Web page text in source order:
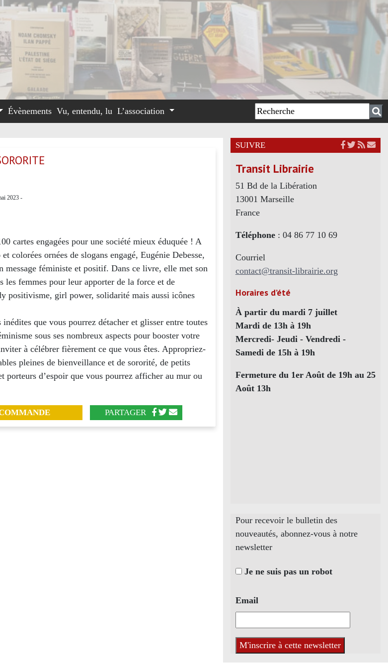
Évènements Vu, entendu, lu L’association
2023 -
cartes engagées pour une société mieux éduquée ! A
colorées ornées de slogans engagé, Eugénie Debesse,
message féministe et positif. Dans ce livre, elle met son
les femmes pour leur apporter de la force et de
positivisme, girl power, solidarité mais aussi icônes
que vous pourrez détacher et glisser entre toutes
sous ses nombreux aspects pour booster votre
à célébrer fièrement ce que vous êtes. Appropriez-
pleines de bienveillance et de sororité, de petits
porteurs d’espoir que vous pourrez afficher au mur ou
PARTAGER
SUIVRE
Transit Librairie
51 Bd de la Libération
13001 Marseille
France
Téléphone: 04 86 77 10 69
Courriel
contact@transit-librairie.org
Horaires d’été
À partir du mardi 7 juillet
Mardi de 13h à 19h
Mercredi- Jeudi - Vendredi -
Samedi de 15h à 19h
Fermeture du 1er Août de 19h au 25
Août 13h
Pour recevoir le bulletin des
nouveautés, abonnez-vous à notre
newsletter
Je ne suis pas un robot
Email